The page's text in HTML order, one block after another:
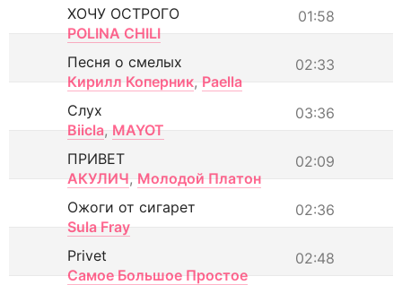
01:58
ХОЧУ ОСТРОГО
POLINA CHILI
02:33
Песня о смелых
Кирилл Коперник, Paella
03:36
Слух
Biicla, MAYOT
02:09
ПРИВЕТ
АКУЛИЧ, Молодой Платон
02:36
Ожоги от сигарет
Sula Fray
02:48
Privet
Самое Большое Простое